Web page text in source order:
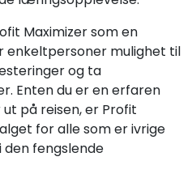
Maximizer som en
enkeltpersoner mulighet til
og ta
Enten du er en erfaren
på reisen, er Profit
for alle som er ivrige
fengslende